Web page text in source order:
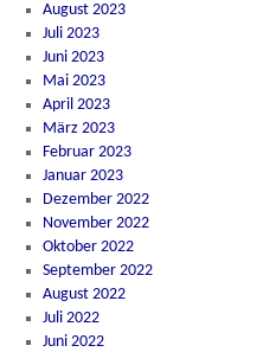
August 2023
Juli 2023
Juni 2023
Mai 2023
April 2023
März 2023
Februar 2023
Januar 2023
Dezember 2022
November 2022
Oktober 2022
September 2022
August 2022
Juli 2022
Juni 2022